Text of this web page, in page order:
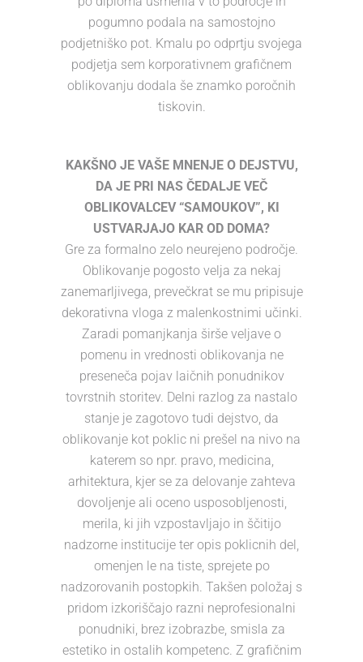
pogumno podala na samostojno
podjetniško pot. Kmalu po odprtju svojega
podjetja sem korporativnem grafičnem
oblikovanju dodala še znamko poročnih
tiskovin.
KAKŠNO JE VAŠE MNENJE O DEJSTVU,
DA JE PRI NAS ČEDALJE VEČ
OBLIKOVALCEV “SAMOUKOV”, KI
USTVARJAJO KAR OD DOMA?
Gre za formalno zelo neurejeno področje.
Oblikovanje pogosto velja za nekaj
zanemarljivega, prevečkrat se mu pripisuje
dekorativna vloga z malenkostnimi učinki.
Zaradi pomanjkanja širše veljave o
pomenu in vrednosti oblikovanja ne
preseneča pojav laičnih ponudnikov
tovrstnih storitev. Delni razlog za nastalo
stanje je zagotovo tudi dejstvo, da
oblikovanje kot poklic ni prešel na nivo na
katerem so npr. pravo, medicina,
arhitektura, kjer se za delovanje zahteva
dovoljenje ali oceno usposobljenosti,
merila, ki jih vzpostavljajo in ščitijo
nadzorne institucije ter opis poklicnih del,
omenjen le na tiste, sprejete po
nadzorovanih postopkih. Takšen položaj s
pridom izkoriščajo razni neprofesionalni
ponudniki, brez izobrazbe, smisla za
estetiko in ostalih kompetenc. Z grafičnim